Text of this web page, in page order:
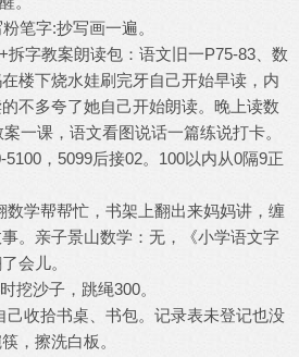
笔字:抄写画一遍。
拆字教案朗读包：语文旧一P75-83、数
楼下烧水娃刷完牙自己开始早读，内
不多夸了她自己开始朗读。晚上读数
一课，语文看图说话一篇练说打卡。
，5099后接02。100以内从0隔9正
数学帮帮忙，书架上翻出来妈妈讲，缠
。亲子景山数学：无，《小学语文字
会儿。
挖沙子，跳绳300。
己收拾书桌、书包。记录表未登记也没
，擦洗白板。